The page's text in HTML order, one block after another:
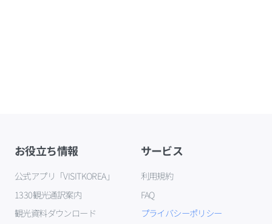
お役立ち情報
公式アプリ「VISITKOREA」
1330観光通訳案内
観光資料ダウンロード
サービス
利用規約
FAQ
プライバシーポリシー